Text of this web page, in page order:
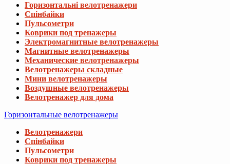
Горизонтальні велотренажери
Спінбайки
Пульсометри
Коврики под тренажеры
Электромагнитные велотренажеры
Магнитные велотренажеры
Механические велотренажеры
Велотренажеры складные
Мини велотренажеры
Воздушные велотренажеры
Велотренажер для дома
Горизонтальные велотренажеры
Велотренажери
Спінбайки
Пульсометри
Коврики под тренажеры